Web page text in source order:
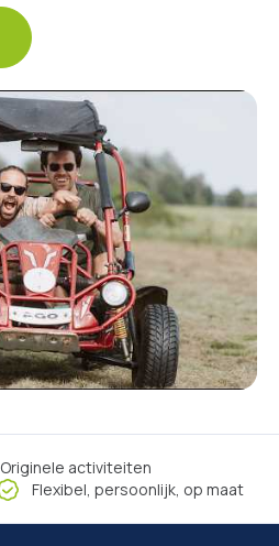
Originele activiteiten
Flexibel, persoonlijk, op maat